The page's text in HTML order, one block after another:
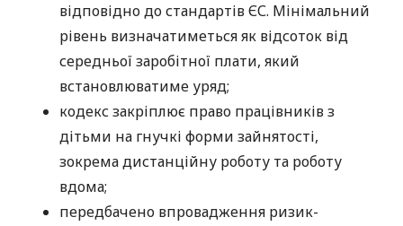
відповідно до стандартів ЄС. Мінімальний
рівень визначатиметься як відсоток від
середньої заробітної плати, який
встановлюватиме уряд;
кодекс закріплює право працівників з
дітьми на гнучкі форми зайнятості,
зокрема дистанційну роботу та роботу
вдома;
передбачено впровадження ризик-